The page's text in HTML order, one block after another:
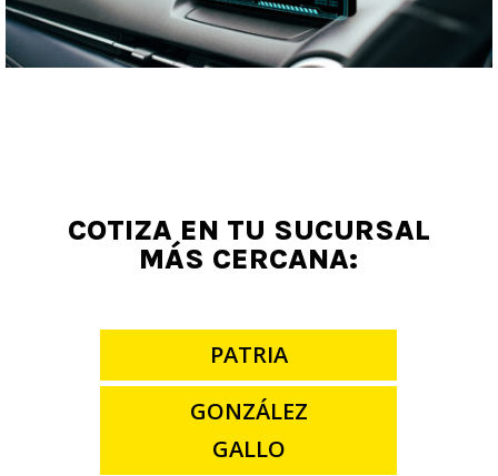
COTIZA EN TU SUCURSAL
MÁS CERCANA:
PATRIA
GONZÁLEZ
GALLO